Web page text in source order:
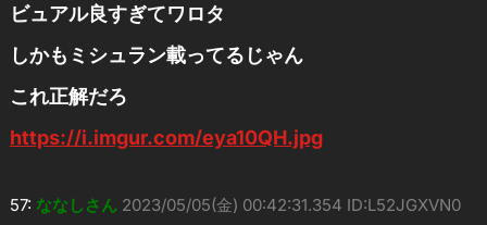
ビュアル良すぎてワロタ
しかもミシュラン載ってるじゃん
これ正解だろ
https://i.imgur.com/eya10QH.jpg
57: ななしさん 2023/05/05(金) 00:42:31.354 ID:L52JGXVN0